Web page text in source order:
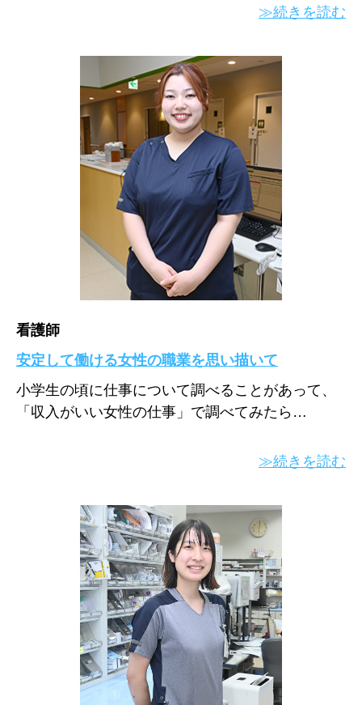
≫続きを読む
看護師
安定して働ける女性の職業を思い描いて
小学生の頃に仕事について調べることがあって、
「収入がいい女性の仕事」で調べてみたら…
≫続きを読む